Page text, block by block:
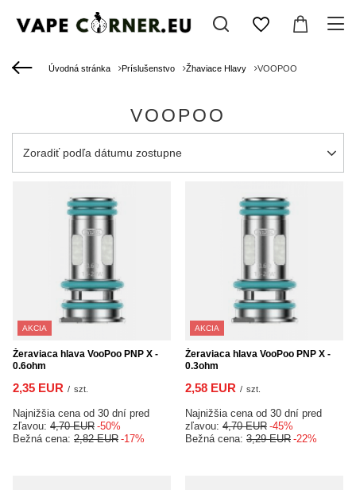
Úvodná stránka Príslušenstvo Žhaviace Hlavy VOOPOO
VOOPOO
Zmień sortowanie
Zoradiť podľa dátumu zostupne
AKCIA
Žeraviaca hlava VooPoo PNP X -
0.6ohm
2,35 EUR / szt.
Najnižšia cena od 30 dní pred
zľavou: 4,70 EUR -50%
Bežná cena: 2,82 EUR -17%
AKCIA
Žeraviaca hlava VooPoo PNP X -
0.3ohm
2,58 EUR / szt.
Najnižšia cena od 30 dní pred
zľavou: 4,70 EUR -45%
Bežná cena: 3,29 EUR -22%